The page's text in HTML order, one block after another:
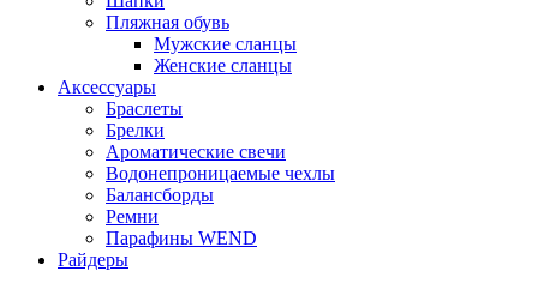
Пляжная обувь
Мужские сланцы
Женские сланцы
Аксессуары
Браслеты
Брелки
Ароматические свечи
Водонепроницаемые чехлы
Балансборды
Ремни
Парафины WEND
Райдеры